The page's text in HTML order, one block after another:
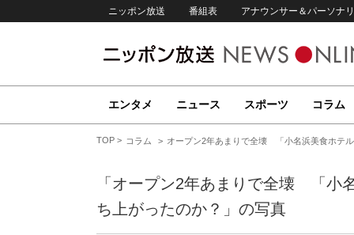
ニッポン放送 番組表 アナウンサー＆パーソナ
エンタメ ニュース スポーツ コラム
TOP コラム オープン2年あまりで全壊 「小名浜美食ホテ
「オープン2年あまりで全壊 「小
ち上がったのか？」の写真